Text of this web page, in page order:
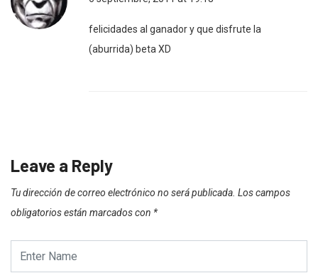
felicidades al ganador y que disfrute la
(aburrida) beta XD
Leave a Reply
Tu dirección de correo electrónico no será publicada. Los campos
obligatorios están marcados con *